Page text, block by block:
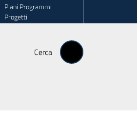
Piani Programmi
Progetti
Cerca